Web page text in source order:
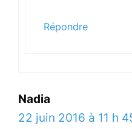
Répondre
Nadia
22 juin 2016 à 11 h